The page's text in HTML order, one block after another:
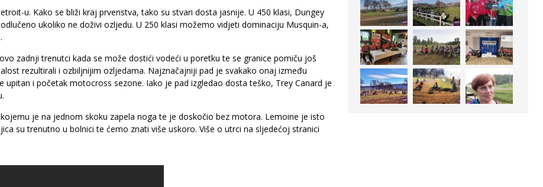
u. Kako se bliži kraj prvenstva, tako su stvari dosta jasnije. U 450 klasi, Dungey
ukoliko ne doživi ozljedu. U 250 klasi možemo vidjeti dominaciju Musquin-a,
zadnji trenutci kada se može dostići vodeći u poretku te se granice pomiču još
rezultirali i ozbiljnijim ozljedama. Najznačajniji pad je svakako onaj između
upitan i početak motocross sezone. Iako je pad izgledao dosta teško, Trey Canard je
je na jednom skoku zapela noga te je doskočio bez motora. Lemoine je isto
su trenutno u bolnici te ćemo znati više uskoro. Više o utrci na sljedećoj stranici